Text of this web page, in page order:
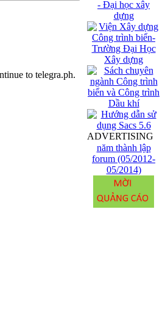
to telegra.ph.
ADVERTISING